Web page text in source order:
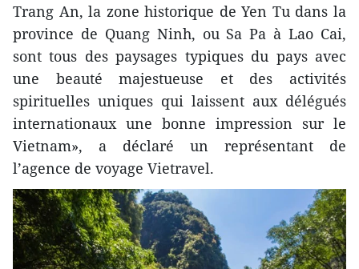
Trang An, la zone historique de Yen Tu dans la
province de Quang Ninh, ou Sa Pa à Lao Cai,
sont tous des paysages typiques du pays avec
une beauté majestueuse et des activités
spirituelles uniques qui laissent aux délégués
internationaux une bonne impression sur le
Vietnam», a déclaré un représentant de
l’agence de voyage Vietravel.